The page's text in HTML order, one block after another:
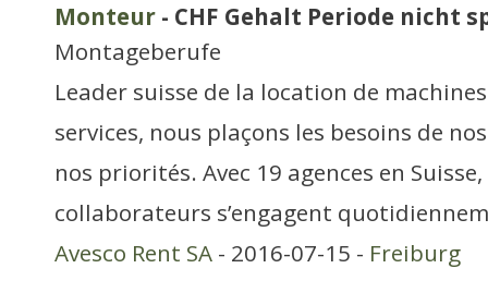
Monteur - CHF Gehalt Periode nicht
Montageberufe
Leader suisse de la location de
services, nous plaçons les besoins de
nos priorités. Avec 19 agences en
collaborateurs s’engagent
Avesco Rent SA - 2016-07-15 - Freiburg